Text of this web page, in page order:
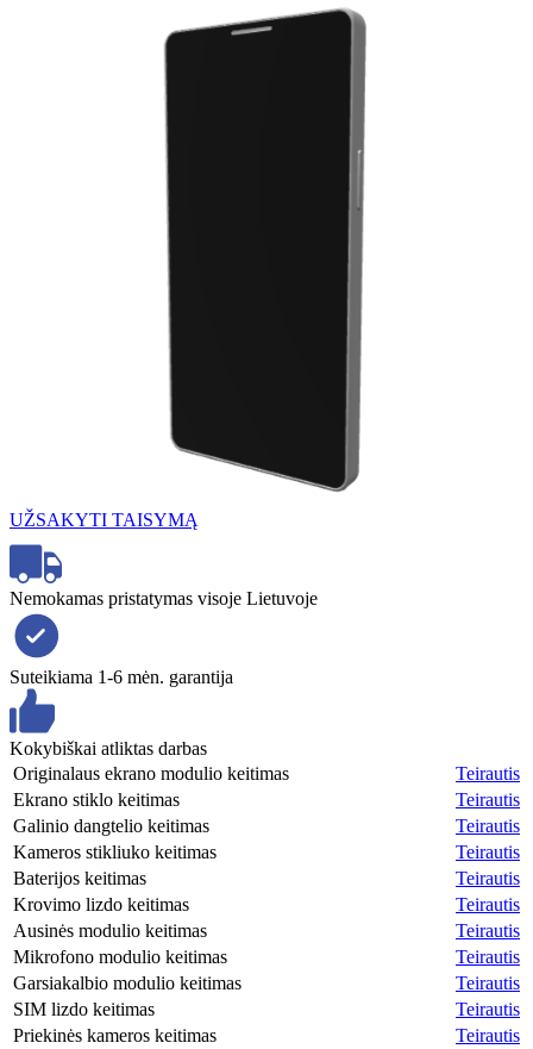
UŽSAKYTI TAISYMĄ
Nemokamas pristatymas visoje Lietuvoje
Suteikiama 1-6 mėn. garantija
Kokybiškai atliktas darbas
Originalaus ekrano modulio keitimas
Teirautis
Ekrano stiklo keitimas
Teirautis
Galinio dangtelio keitimas
Teirautis
Kameros stikliuko keitimas
Teirautis
Baterijos keitimas
Teirautis
Krovimo lizdo keitimas
Teirautis
Ausinės modulio keitimas
Teirautis
Mikrofono modulio keitimas
Teirautis
Garsiakalbio modulio keitimas
Teirautis
SIM lizdo keitimas
Teirautis
Priekinės kameros keitimas
Teirautis